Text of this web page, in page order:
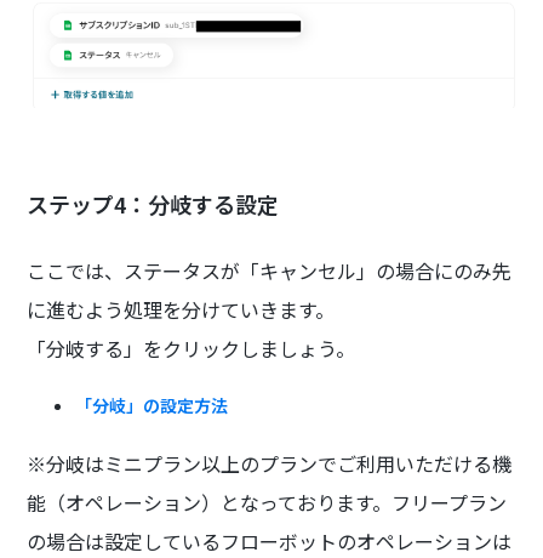
ステップ4：分岐する設定
ここでは、ステータスが「キャンセル」の場合にのみ先
に進むよう処理を分けていきます。
「分岐する」をクリックしましょう。
「分岐」の設定方法
※分岐はミニプラン以上のプランでご利用いただける機
能（オペレーション）となっております。フリープラン
の場合は設定しているフローボットのオペレーションは